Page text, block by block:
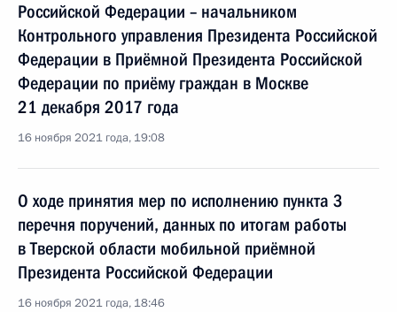
Российской Федерации – начальником
Контрольного управления Президента Российской
Федерации в Приёмной Президента Российской
Федерации по приёму граждан в Москве
21 декабря 2017 года
16 ноября 2021 года, 19:08
О ходе принятия мер по исполнению пункта 3
перечня поручений, данных по итогам работы
в Тверской области мобильной приёмной
Президента Российской Федерации
16 ноября 2021 года, 18:46